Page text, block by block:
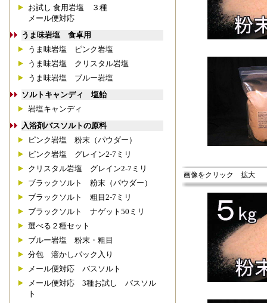
お試し 食用岩塩 ３種
メール便対応
うま味岩塩 食卓用
うま味岩塩 ピンク岩塩
うま味岩塩 クリスタル岩塩
うま味岩塩 ブルー岩塩
ソルトキャンディ 塩飴
岩塩キャンディ
入浴剤バスソルトの原料
ピンク岩塩 粉末（パウダー）
ピンク岩塩 グレイン2-7ミリ
クリスタル岩塩 グレイン2-7ミリ
ブラックソルト 粉末（パウダー）
ブラックソルト 粗目2-7ミリ
ブラックソルト ナゲット50ミリ
選べる２種セット
ブルー岩塩 粉末・粗目
分包 溶かしパック入り
メール便対応 バスソルト
メール便対応 3種お試し バスソル
ト
画像をクリック 拡大